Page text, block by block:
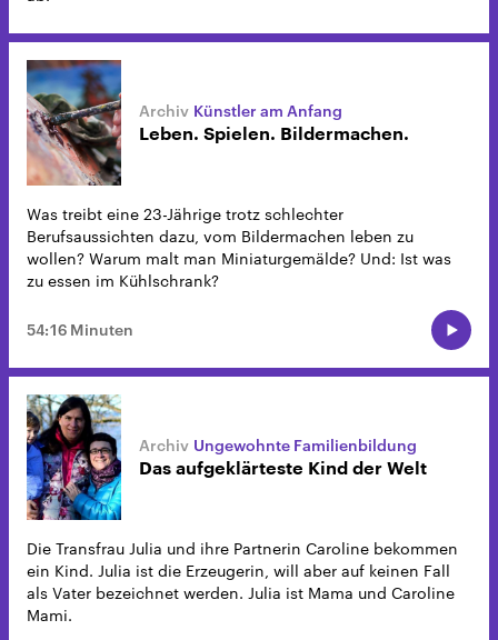
Künstler am Anfang
Leben. Spielen. Bildermachen.
Was treibt eine 23-Jährige trotz schlechter
Berufsaussichten dazu, vom Bildermachen leben zu
wollen? Warum malt man Miniaturgemälde? Und: Ist was
zu essen im Kühlschrank?
54:16 Minuten
Ungewohnte Familienbildung
Das aufgeklärteste Kind der Welt
Die Transfrau Julia und ihre Partnerin Caroline bekommen
ein Kind. Julia ist die Erzeugerin, will aber auf keinen Fall
als Vater bezeichnet werden. Julia ist Mama und Caroline
Mami.